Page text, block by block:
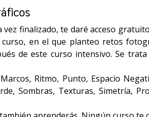
finalizado, te daré acceso
curso, en el que planteo retos
de este curso intensivo. Se
Ritmo, Punto, Espacio
Sombras, Texturas, Simetría,